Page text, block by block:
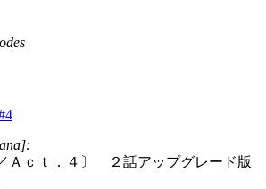
Ａｃｔ．４〕 ２話アップグレード版